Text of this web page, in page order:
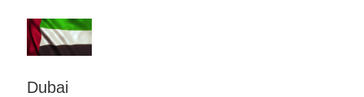
Dubai